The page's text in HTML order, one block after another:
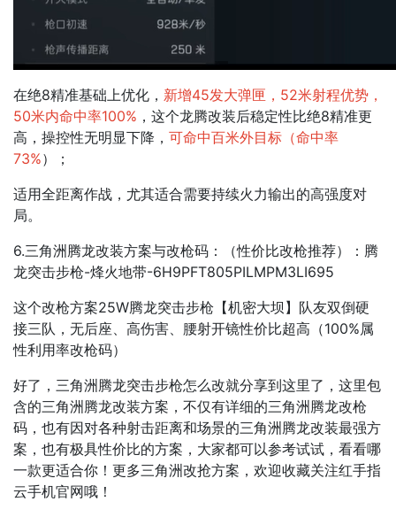
在绝8精准基础上优化， 新增45发大弹匣，52米射程优势，
50米内命中率100% ，这个​龙腾改装后稳定性比绝8精准更
高，操控性无明显下降， 可命中百米外目标（命中率
73%）；​
适用全距离作战，尤其适合需要持续火力输出的高强度对
局。
6.三角洲腾龙改装方案与改枪码：（性价比改枪推荐）：腾
龙突击步枪-烽火地带-6H9PFT805PILMPM3LI695
这个改枪方案25W腾龙突击步枪【机密大坝】队友双倒硬
接三队，无后座、高伤害、腰射开镜性价比超高（100%属
性利用率改枪码）
好了，三角洲腾龙突击步枪怎么改就分享到这里了，这里包
含的三角洲腾龙改装方案，不仅有详细的三角洲腾龙改枪
码，也有因对各种射击距离和场景的三角洲腾龙改装最强方
案，也有极具性价比的方案，大家都可以参考试试，看看哪
一款更适合你！更多三角洲改抢方案，欢迎收藏关注红手指
云手机官网哦！